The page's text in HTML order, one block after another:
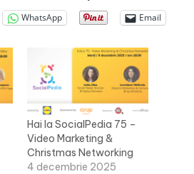
WhatsApp Email
Hai la SocialPedia 75 –
Video Marketing &
Christmas Networking
4 decembrie 2025